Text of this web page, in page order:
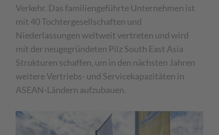
Verkehr. Das familiengeführte Unternehmen ist
mit 40 Tochtergesellschaften und
Niederlassungen weltweit vertreten und wird
mit der neugegründeten Pilz South East Asia
Strukturen schaffen, um in den nächsten Jahren
weitere Vertriebs- und Servicekapazitäten in
ASEAN-Ländern aufzubauen.